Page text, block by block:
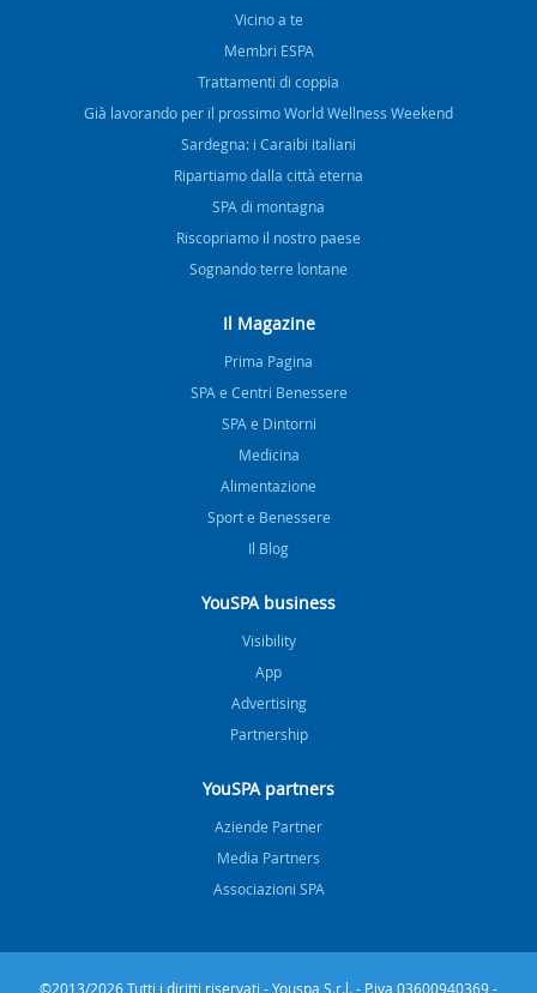
Vicino a te
Membri ESPA
Trattamenti di coppia
Già lavorando per il prossimo World Wellness Weekend
Sardegna: i Caraibi italiani
Ripartiamo dalla città eterna
SPA di montagna
Riscopriamo il nostro paese
Sognando terre lontane
Il Magazine
Prima Pagina
SPA e Centri Benessere
SPA e Dintorni
Medicina
Alimentazione
Sport e Benessere
Il Blog
YouSPA business
Visibility
App
Advertising
Partnership
YouSPA partners
Aziende Partner
Media Partners
Associazioni SPA
©2013/2026 Tutti i diritti riservati - Youspa S.r.l. - P.iva 03600940369 -